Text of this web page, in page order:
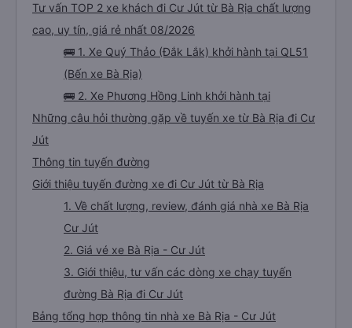
Tư vấn TOP 2 xe khách đi Cư Jút từ Bà Rịa chất lượng
cao, uy tín, giá rẻ nhất 08/2026
🚌 1. Xe Quý Thảo (Đắk Lắk) khởi hành tại QL51
(Bến xe Bà Rịa)
🚌 2. Xe Phương Hồng Linh khởi hành tại
Những câu hỏi thường gặp về tuyến xe từ Bà Rịa đi Cư
Jút
Thông tin tuyến đường
Giới thiệu tuyến đường xe đi Cư Jút từ Bà Rịa
1. Về chất lượng, review, đánh giá nhà xe Bà Rịa
Cư Jút
2. Giá vé xe Bà Rịa - Cư Jút
3. Giới thiệu, tư vấn các dòng xe chạy tuyến
đường Bà Rịa đi Cư Jút
Bảng tổng hợp thông tin nhà xe Bà Rịa - Cư Jút